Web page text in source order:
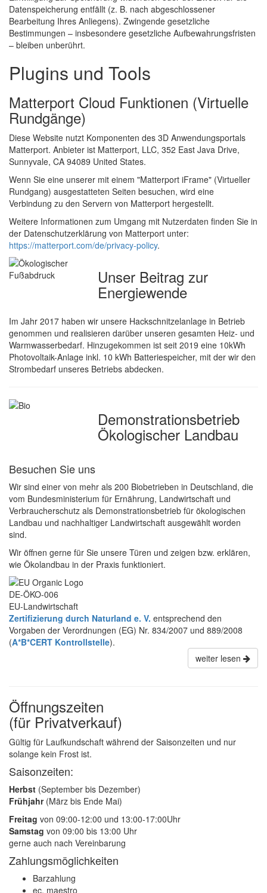
Datenspeicherung entfällt (z. B. nach abgeschlossener
Bearbeitung Ihres Anliegens). Zwingende gesetzliche
Bestimmungen – insbesondere gesetzliche Aufbewahrungsfristen
– bleiben unberührt.
Plugins und Tools
Matterport Cloud Funktionen (Virtuelle
Rundgänge)
Diese Website nutzt Komponenten des 3D Anwendungsportals
Matterport. Anbieter ist Matterport, LLC, 352 East Java Drive,
Sunnyvale, CA 94089 United States.
Wenn Sie eine unserer mit einem "Matterport iFrame" (Virtueller
Rundgang) ausgestatteten Seiten besuchen, wird eine
Verbindung zu den Servern von Matterport hergestellt.
Weitere Informationen zum Umgang mit Nutzerdaten finden Sie in
der Datenschutzerklärung von Matterport unter:
https://matterport.com/de/privacy-policy.
Unser Beitrag zur
Energiewende
Im Jahr 2017 haben wir unsere Hackschnitzelanlage in Betrieb
genommen und realisieren darüber unseren gesamten Heiz- und
Warmwasserbedarf. Hinzugekommen ist seit 2019 eine 10kWh
Photovoltaik-Anlage inkl. 10 kWh Batteriespeicher, mit der wir den
Strombedarf unseres Betriebs abdecken.
Demonstrations­betrieb
Ökologischer Landbau
Besuchen Sie uns
Wir sind einer von mehr als 200 Biobetrieben in Deutschland, die
vom Bundesministerium für Ernährung, Landwirtschaft und
Verbraucherschutz als Demonstrationsbetrieb für ökologischen
Landbau und nachhaltiger Landwirtschaft ausgewählt worden
sind.
Wir öffnen gerne für Sie unsere Türen und zeigen bzw. erklären,
wie Ökolandbau in der Praxis funktioniert.
DE-ÖKO-006
EU-Landwirtschaft
Zertifizierung durch Naturland e. V. entsprechend den
Vorgaben der Verordnungen (EG) Nr. 834/2007 und 889/2008
(A*B*CERT Kontrollstelle).
weiter lesen
Öffnungszeiten
(für Privatverkauf)
Gültig für Laufkundschaft während der Saisonzeiten und nur
solange kein Frost ist.
Saisonzeiten:
Herbst (September bis Dezember)
Frühjahr(März bis Ende Mai)
Freitag von 09:00-12:00 und 13:00-17:00Uhr
Samstag von 09:00 bis 13:00 Uhr
gerne auch nach Vereinbarung
Zahlungsmöglichkeiten
Barzahlung
ec, maestro